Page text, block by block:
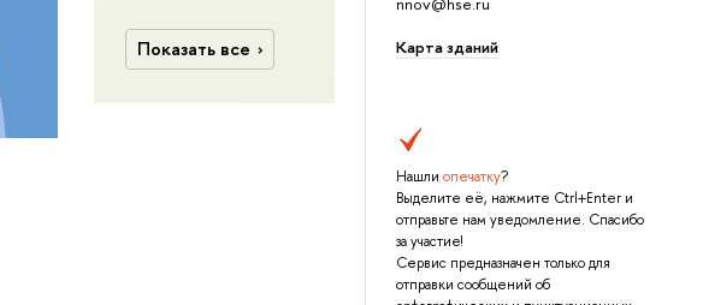
Карта зданий
Нашли опечатку?
Выделите её, нажмите Ctrl+Enter и
отправьте нам уведомление. Спасибо
за участие!
Сервис предназначен только для
отправки сообщений об
Показать все